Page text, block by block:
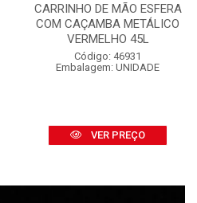
CARRINHO DE MÃO ESFERA
COM CAÇAMBA METÁLICO
VERMELHO 45L
Código: 46931
Embalagem: UNIDADE
VER PREÇO